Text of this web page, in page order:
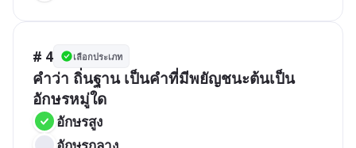
# 4 เลือกประเภท
คำว่า ถิ่นฐาน เป็นคำที่มีพยัญชนะต้นเป็น
อักษรหมู่ใด
อักษรสูง